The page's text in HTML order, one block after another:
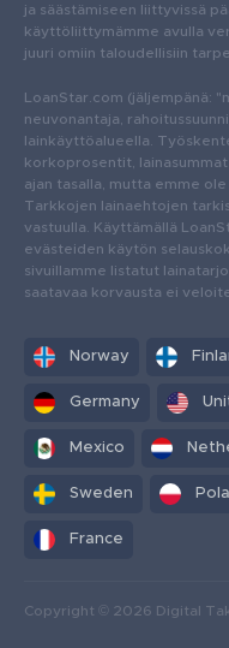
ja säästämiseen liittyvissä
käyttöliittymämme avulla
juuri omiin taloudellisiin
LoanStar.com (jäljempänä:
neuvonantaja,
lainkäyttöalueella.
korkoprosentit,
ajan tasalla, mutta emme
Tarkkojen lainaehtojen
vastuulla. Käyttämällä
evästeiden käytön
sivuillamme listatut
saatavaa korvausta ei
Norway
Germany
Mexico
Sweden
France
Copyright © 2026 Digital